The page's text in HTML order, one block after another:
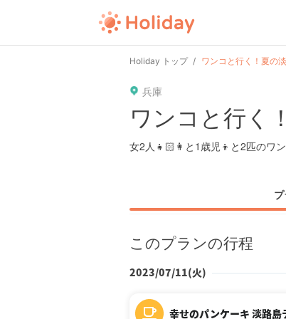
Holiday トップ ワンコと行く！夏の
兵庫
ワンコと行く
女2人👧🏻‎👩と1歳児👦と2匹のワ
このプランの行程
2023/07/11(火)
幸せのパンケーキ 淡路島